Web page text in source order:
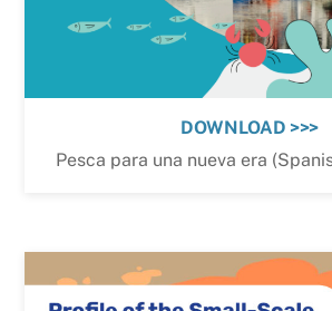
DOWNLOAD >>>
Pesca para una nueva era